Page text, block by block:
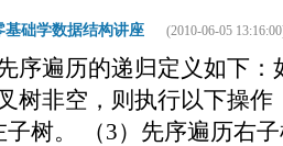
础学数据结构讲座 (2010-06-05
序遍历的递归定义如下
树非空，则执行以下操作
子树。 （3）先序遍历